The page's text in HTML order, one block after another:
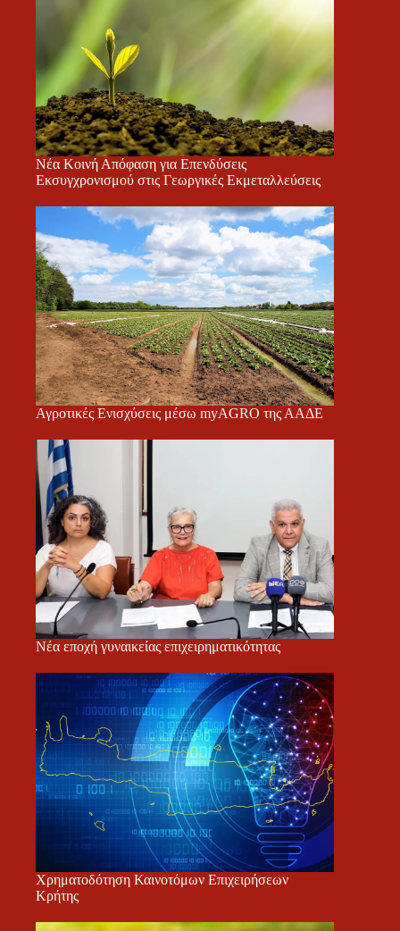
Νέα Κοινή Απόφαση για Επενδύσεις
Εκσυγχρονισμού στις Γεωργικές Εκμεταλλεύσεις
Αγροτικές Ενισχύσεις μέσω myAGRO της ΑΑΔΕ
Νέα εποχή γυναικείας επιχειρηματικότητας
Χρηματοδότηση Καινοτόμων Επιχειρήσεων
Κρήτης